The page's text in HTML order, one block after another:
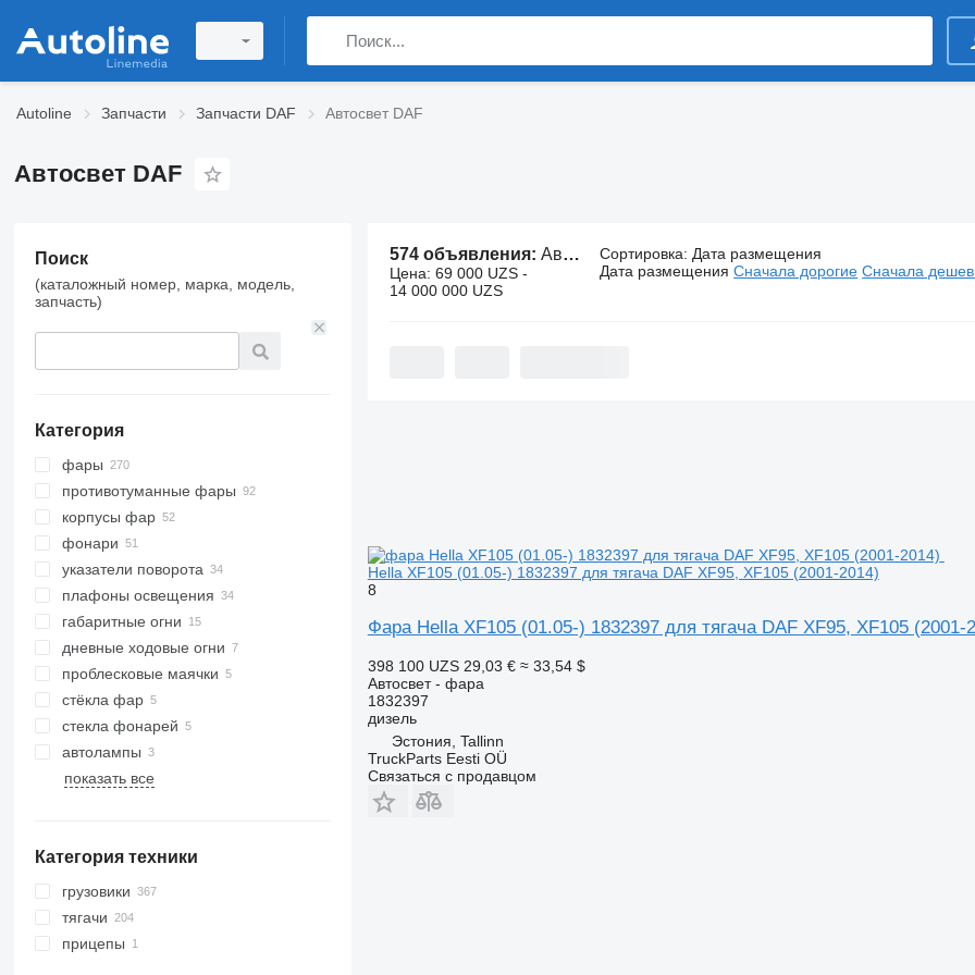
Autoline Запчасти Запчасти DAF Автосвет DAF
Автосвет DAF
Поиск
(каталожный номер, марка, модель,
запчасть)
Категория
фары
противотуманные фары
корпусы фар
фонари
указатели поворота
плафоны освещения
габаритные огни
дневные ходовые огни
проблесковые маячки
стёкла фар
стекла фонарей
автолампы
показать все
Категория техники
грузовики
тягачи
прицепы
574 объявления: Автосвет DAF
Цена: 69 000 UZS -
14 000 000 UZS
Сортировка: Дата размещения
Дата размещения Сначала дорогие Сначала
Hella XF105 (01.05-) 1832397 для тягача DAF XF95, XF105 (2001-2014)
8
Фара Hella XF105 (01.05-) 1832397 для тягача DAF XF95, XF105 (2001-
398 100 UZS 29,03 € ≈ 33,54 $
Автосвет - фара
1832397
дизель
Эстония, Tallinn
TruckParts Eesti OÜ
Связаться с продавцом